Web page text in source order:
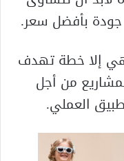
جودة بأفضل سعر.
إلا خطة تهدف
من أجل
العملي.